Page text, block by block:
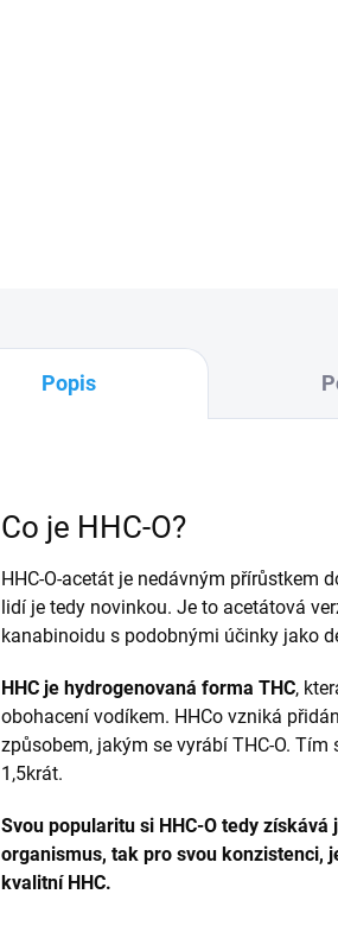
Popis
Co je HHC-O?
HHC-O-acetát je nedávným přírůstkem
lidí je tedy novinkou. Je to acetátová
kanabinoidu s podobnými účinky jako
HHC je hydrogenovaná forma THC,
obohacení vodíkem. HHCo vzniká
způsobem, jakým se vyrábí THC-O.
1,5krát.
Svou popularitu si HHC-O tedy
organismus, tak pro svou konzistenci,
kvalitní HHC.